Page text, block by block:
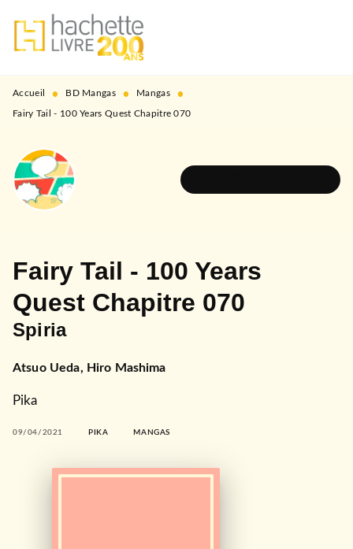
MENU RECHERCHE
PIED DE PAGE
Accueil • BD Mangas • Mangas •
Fairy Tail - 100 Years Quest Chapitre 070
Fairy Tail - 100 Years
Quest Chapitre 070
Spiria
Atsuo Ueda, Hiro Mashima
Pika
09/04/2021 PIKA MANGAS